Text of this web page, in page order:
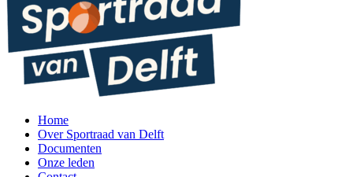
Home
Over Sportraad van Delft
Documenten
Onze leden